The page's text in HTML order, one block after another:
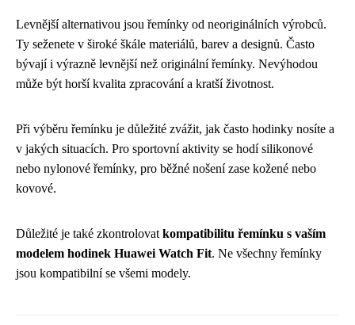
Levnější alternativou jsou řemínky od neoriginálních výrobců.
Ty seženete v široké škále materiálů, barev a designů. Často
bývají i výrazně levnější než originální řemínky. Nevýhodou
může být horší kvalita zpracování a kratší životnost.
Při výběru řemínku je důležité zvážit, jak často hodinky nosíte a
v jakých situacích. Pro sportovní aktivity se hodí silikonové
nebo nylonové řemínky, pro běžné nošení zase kožené nebo
kovové.
Důležité je také zkontrolovat kompatibilitu řemínku s vaším
modelem hodinek Huawei Watch Fit. Ne všechny řemínky
jsou kompatibilní se všemi modely.